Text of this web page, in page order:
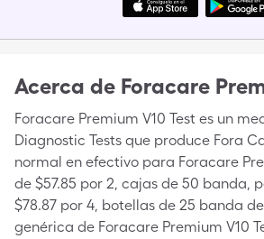
Acerca de Foracare
Foracare Premium V10 Test es un
Diagnostic Tests que produce Fora
normal en efectivo para Foracare
de $57.85 por 2, cajas de 50 banda,
$78.87 por 4, botellas de 25 banda
genérica de Foracare Premium V10